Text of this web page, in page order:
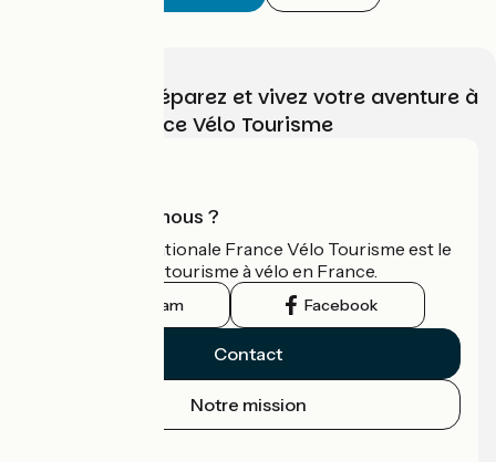
Choisissez, préparez et vivez votre aventure à
vélo avec France Vélo Tourisme
Qui sommes-nous ?
L'association nationale France Vélo Tourisme est le
guide officiel du tourisme à vélo en France.
Instagram Facebook
Contact
Notre mission